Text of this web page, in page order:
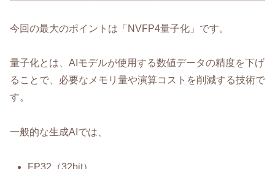
今回の最大のポイントは「NVFP4量子化」です。
量子化とは、AIモデルが使用する数値データの精度を下げ
ることで、必要なメモリ量や演算コストを削減する技術で
す。
一般的な生成AIでは、
FP32（32bit）